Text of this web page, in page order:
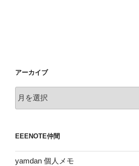
アーカイブ
ー
ブ
EEENOTE仲間
yamdan 個人メモ